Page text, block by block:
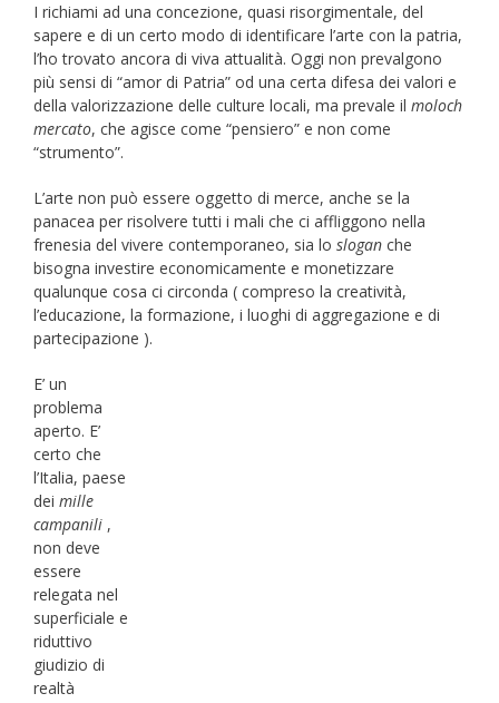
I richiami ad una concezione, quasi risorgimentale, del
sapere e di un certo modo di identificare l’arte con la patria,
l’ho trovato ancora di viva attualità. Oggi non prevalgono
più sensi di “amor di Patria” od una certa difesa dei valori e
della valorizzazione delle culture locali, ma prevale il moloch
mercato, che agisce come “pensiero” e non come
“strumento”.
L’arte non può essere oggetto di merce, anche se la
panacea per risolvere tutti i mali che ci affliggono nella
frenesia del vivere contemporaneo, sia lo slogan che
bisogna investire economicamente e monetizzare
qualunque cosa ci circonda ( compreso la creatività,
l’educazione, la formazione, i luoghi di aggregazione e di
partecipazione ).
E’ un
problema
aperto. E’
certo che
l’Italia, paese
dei mille
campanili ,
non deve
essere
relegata nel
superficiale e
riduttivo
giudizio di
realtà